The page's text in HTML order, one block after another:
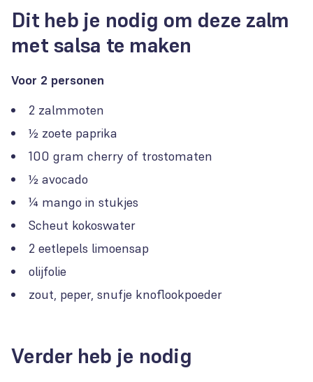
Dit heb je nodig om deze zalm
met salsa te maken
Voor 2 personen
2 zalmmoten
½ zoete paprika
100 gram cherry of trostomaten
½ avocado
¼ mango in stukjes
Scheut kokoswater
2 eetlepels limoensap
olijfolie
zout, peper, snufje knoflookpoeder
Verder heb je nodig